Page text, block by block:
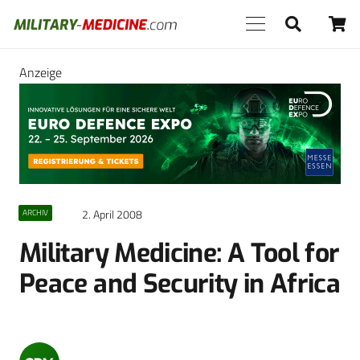
Anzeige
ARCHIV 2. April 2008
Military Medicine: A Tool for
Peace and Security in Africa